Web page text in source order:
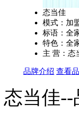
态当佳
模式：加
标语：全
特色：全
主 营：态
品牌介绍 查看
态当佳--